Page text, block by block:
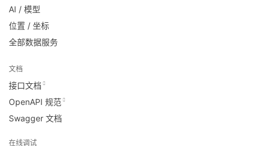
AI / 模型
位置 / 坐标
全部数据服务
文档
接口文档
OpenAPI 规范
Swagger 文档
在线调试